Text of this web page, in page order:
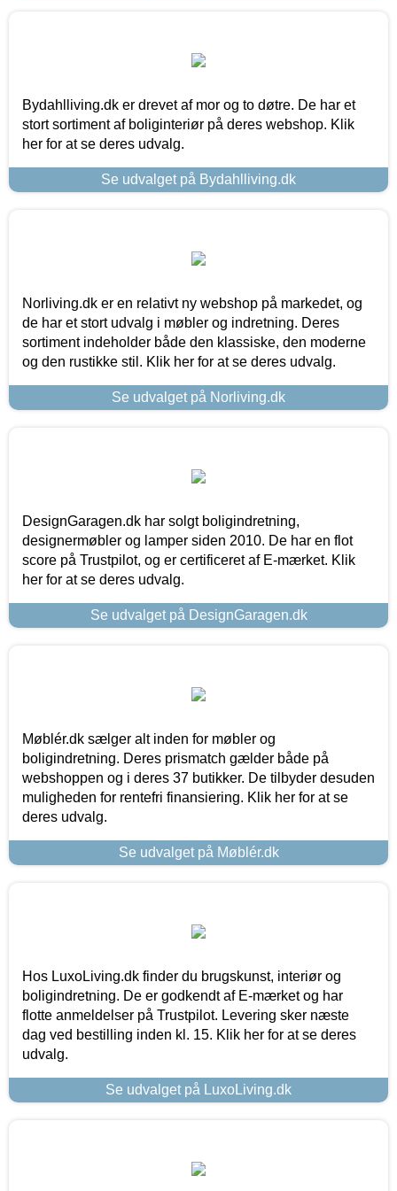
Bydahlliving.dk er drevet af mor og to døtre. De har et
stort sortiment af boliginteriør på deres webshop. Klik
her for at se deres udvalg.
Se udvalget på Bydahlliving.dk
Norliving.dk er en relativt ny webshop på markedet, og
de har et stort udvalg i møbler og indretning. Deres
sortiment indeholder både den klassiske, den moderne
og den rustikke stil. Klik her for at se deres udvalg.
Se udvalget på Norliving.dk
DesignGaragen.dk har solgt boligindretning,
designermøbler og lamper siden 2010. De har en flot
score på Trustpilot, og er certificeret af E-mærket. Klik
her for at se deres udvalg.
Se udvalget på DesignGaragen.dk
Møblér.dk sælger alt inden for møbler og
boligindretning. Deres prismatch gælder både på
webshoppen og i deres 37 butikker. De tilbyder desuden
muligheden for rentefri finansiering. Klik her for at se
deres udvalg.
Se udvalget på Møblér.dk
Hos LuxoLiving.dk finder du brugskunst, interiør og
boligindretning. De er godkendt af E-mærket og har
flotte anmeldelser på Trustpilot. Levering sker næste
dag ved bestilling inden kl. 15. Klik her for at se deres
udvalg.
Se udvalget på LuxoLiving.dk